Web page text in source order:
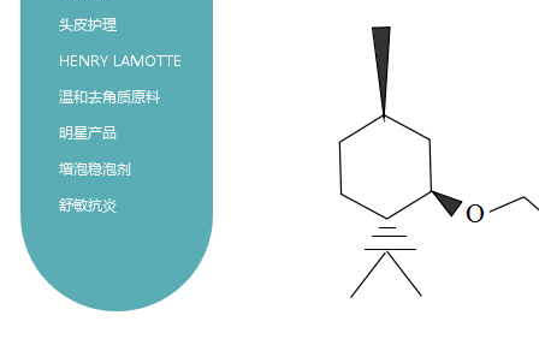
头皮护理
HENRY LAMOTTE
温和去角质原料
明星产品
增泡稳泡剂
舒敏抗炎